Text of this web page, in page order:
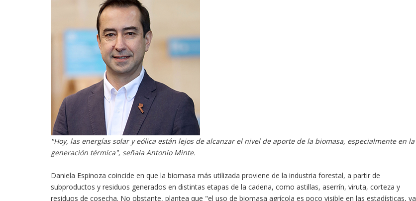
"Hoy, las energías solar y eólica están lejos de alcanzar el nivel de aporte de la biomasa, especialmente en la
generación térmica", señala Antonio Minte.
Daniela Espinoza coincide en que la biomasa más utilizada proviene de la industria forestal, a partir de
subproductos y residuos generados en distintas etapas de la cadena, como astillas, aserrín, viruta, corteza y
residuos de cosecha. No obstante, plantea que "el uso de biomasa agrícola es poco visible en las estadísticas, ya